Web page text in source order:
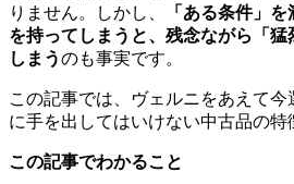
りません。しかし、
「ある条件」
を持ってしまうと、残念ながら「
しまうのも事実です。
この記事では、ヴェルニをあえて
に手を出してはいけない中古品の特
この記事でわかること